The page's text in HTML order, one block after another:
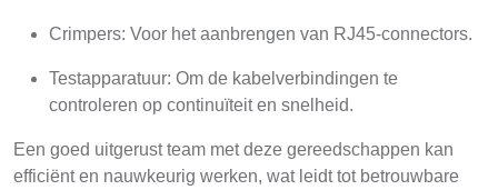
Crimpers: Voor het aanbrengen van RJ45-connectors.
Testapparatuur: Om de kabelverbindingen te
controleren op continuïteit en snelheid.
Een goed uitgerust team met deze gereedschappen kan
efficiënt en nauwkeurig werken, wat leidt tot betrouwbare